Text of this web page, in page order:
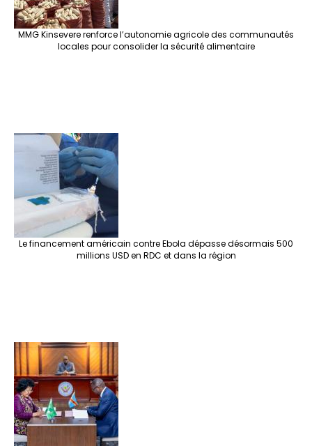
MMG Kinsevere renforce l’autonomie agricole des communautés
locales pour consolider la sécurité alimentaire
Le financement américain contre Ebola dépasse désormais 500
millions USD en RDC et dans la région